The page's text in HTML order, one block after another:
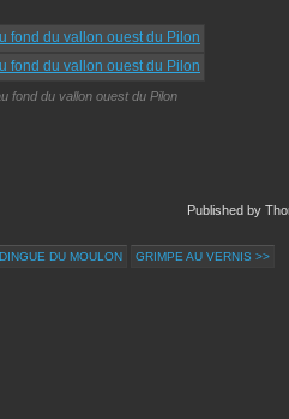
fond du vallon ouest du Pilon
Published by
DU MOULON GRIMPE AU VERNIS >>